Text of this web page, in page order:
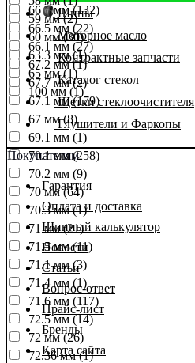
59 мм (2)
60 мм (30)
63.3 мм (1)
65 мм (1)
100 мм (1)
66.6 мм (132)
66.5 мм (22)
66.1 мм (27)
67.2 мм (1)
67.7 мм (2)
67.1 мм (179)
67 мм (8)
69.1 мм (1)
70.1 мм (258)
70.2 мм (9)
70 мм (64)
70.3 мм (1)
71 мм (21)
71.5 мм (11)
71.1 мм (3)
71.4 мм (1)
71.6 мм (117)
72.5 мм (14)
72 мм (26)
72.36 мм (1)
Шины
Моторное масло
Контрактные запчасти
Каталог стекол
Щетки стеклоочистителя
Глушители и Фаркопы
Покупателям
Гарантия
Оплата и доставка
Шинный калькулятор
Новости
Статьи
Вопрос-ответ
Прайс-лист
Бренды
Карта сайта